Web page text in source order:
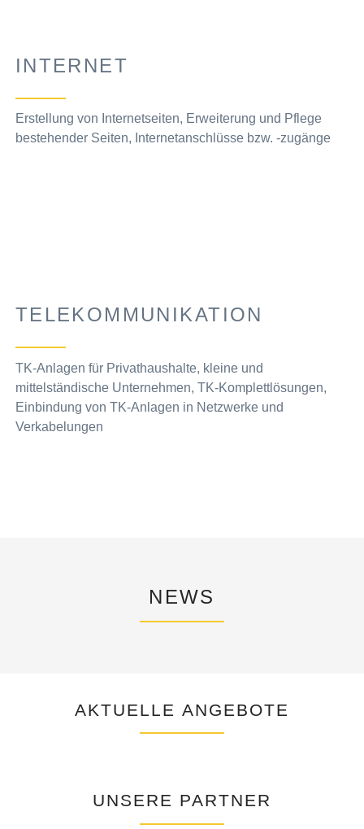
INTERNET
Erstellung von Internetseiten, Erweiterung und Pflege
bestehender Seiten, Internetanschlüsse bzw. -zugänge
TELEKOMMUNIKATION
TK-Anlagen für Privathaushalte, kleine und
mittelständische Unternehmen, TK-Komplettlösungen,
Einbindung von TK-Anlagen in Netzwerke und
Verkabelungen
NEWS
AKTUELLE ANGEBOTE
UNSERE PARTNER